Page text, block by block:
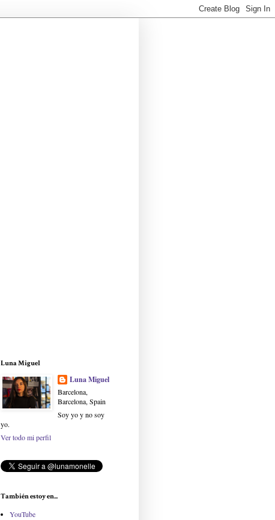
Luna Miguel
Luna Miguel
Barcelona,
Barcelona, Spain
Soy yo y no soy
yo.
Ver todo mi perfil
También estoy en...
YouTube